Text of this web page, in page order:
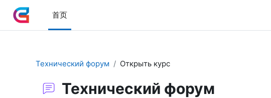
跳到主要内容
首页
Технический форум Открыть курс
Технический форум